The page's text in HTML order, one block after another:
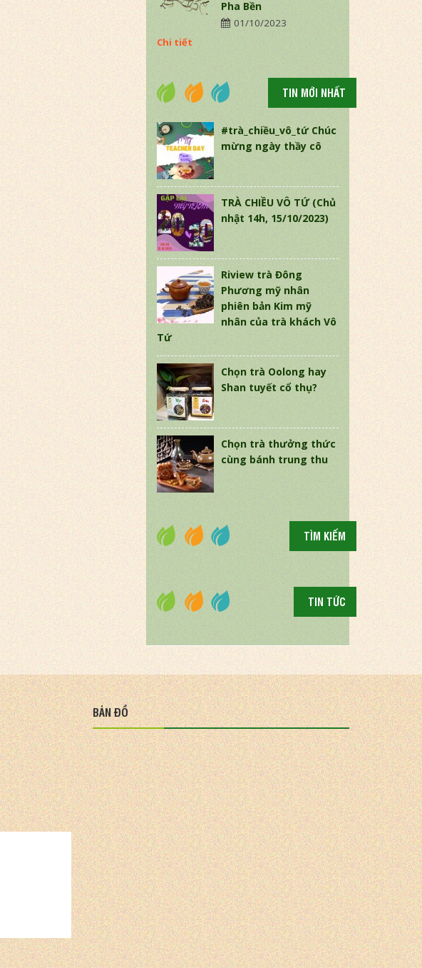
Pha Bền
01/10/2023
Chi tiết
TIN MỚI NHẤT
#trà_chiều_vô_tứ Chúc
mừng ngày thầy cô
TRÀ CHIỀU VÔ TỨ (Chủ
nhật 14h, 15/10/2023)
Riview trà Đông
Phương mỹ nhân
phiên bản Kim mỹ
nhân của trà khách Vô
Tứ
Chọn trà Oolong hay
Shan tuyết cổ thụ?
Chọn trà thưởng thức
cùng bánh trung thu
TÌM KIẾM
TIN TỨC
BẢN ĐỒ